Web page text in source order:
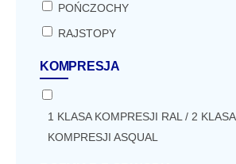
POŃCZOCHY
RAJSTOPY
KOMPRESJA
1 KLASA KOMPRESJI RAL / 2 KLASA
KOMPRESJI ASQUAL